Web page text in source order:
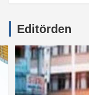
Editörden